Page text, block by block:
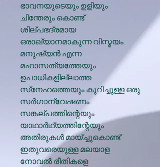
ഭാവനയുടെയും ഉളിയും
ചിന്തേരും കൊണ്ട്
ശില്പഭദ്രമായ
ഒരാഖ്യാനമാകുന്ന വിസ്മയം.
മനുഷ്യന്‍ എന്ന
മഹാസത്യത്തേയും
ഉപാധികളില്ലാത്ത
സ്‌നേഹത്തെയും കുറിച്ചുള്ള ഒരു
സര്‍ഗാന്വേഷണം.
സങ്കല്പത്തിന്റെയും
യാഥാര്‍ഥ്യത്തിന്റേയും
അതിരുകള്‍ മായ്ച്ചുകൊണ്ട്
ഇതുവരെയുള്ള മലയാള
നോവല്‍ രീതികളെ